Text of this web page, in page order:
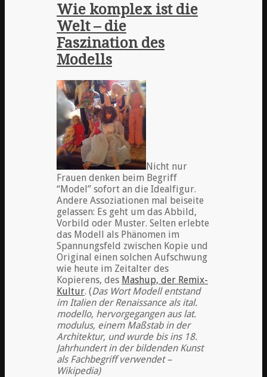
Wie komplex ist die
Welt – die
Faszination des
Modells
Nicht nur
Frauen denken beim Begriff
“Model” sofort an die Idealfigur.
Andere Assoziationen mal beiseite
gelassen: Es geht um das Abbild,
Vorbild oder Muster. Selten erlebte
das Modell als Phänomen im
Spannungsfeld zwischen Kopie und
Original einen solchen Aufschwung
wie heute im Zeitalter des
Kopierens, des Mashup, der Remix-
Kultur. (Das Wort Modell entstand
im Italien der Renaissance als ital.
modello, hervorgegangen aus lat.
modulus, einem Maßstab in der
Architektur, und wurde bis ins 18.
Jahrhundert in der bildenden Kunst
als Fachbegriff verwendet –
Wikipedia)